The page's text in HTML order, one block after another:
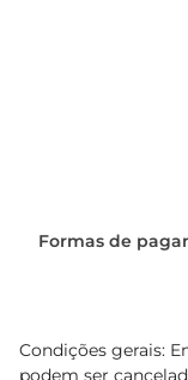
Formas de
Condições gerais:
podem ser